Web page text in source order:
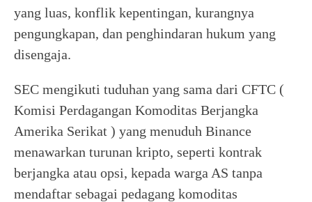
yang luas, konflik kepentingan, kurangnya
pengungkapan, dan penghindaran hukum yang
disengaja.
SEC mengikuti tuduhan yang sama dari CFTC (
Komisi Perdagangan Komoditas Berjangka
Amerika Serikat ) yang menuduh Binance
menawarkan turunan kripto, seperti kontrak
berjangka atau opsi, kepada warga AS tanpa
mendaftar sebagai pedagang komoditas